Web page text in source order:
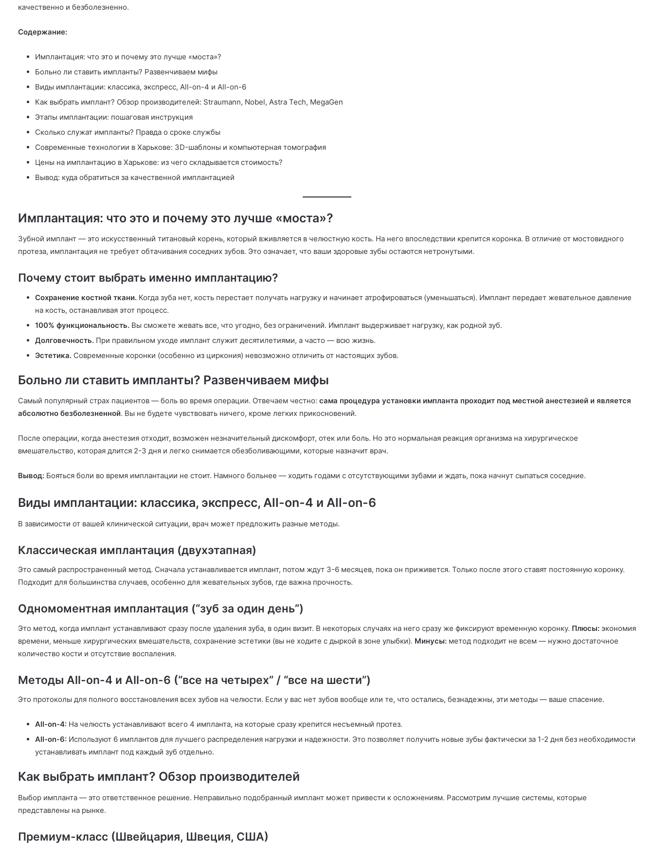
качественно и безболезненно.
Содержание:
Имплантация: что это и почему это лучше «моста»?
Больно ли ставить импланты? Развенчиваем мифы
Виды имплантации: классика, экспресс, All-on-4 и All-on-6
Как выбрать имплант? Обзор производителей: Straumann, Nobel, Astra Tech, MegaGen
Этапы имплантации: пошаговая инструкция
Сколько служат импланты? Правда о сроке службы
Современные технологии в Харькове: 3D-шаблоны и компьютерная томография
Цены на имплантацию в Харькове: из чего складывается стоимость?
Вывод: куда обратиться за качественной имплантацией
Имплантация: что это и почему это лучше «моста»?
Зубной имплант — это искусственный титановый корень, который вживляется в челюстную кость. На него впоследствии крепится коронка. В отличие от мостовидного
протеза, имплантация не требует обтачивания соседних зубов. Это означает, что ваши здоровые зубы остаются нетронутыми.
Почему стоит выбрать именно имплантацию?
Сохранение костной ткани. Когда зуба нет, кость перестает получать нагрузку и начинает атрофироваться (уменьшаться). Имплант передает жевательное давление
на кость, останавливая этот процесс.
100% функциональность. Вы сможете жевать все, что угодно, без ограничений. Имплант выдерживает нагрузку, как родной зуб.
Долговечность. При правильном уходе имплант служит десятилетиями, а часто — всю жизнь.
Эстетика. Современные коронки (особенно из циркония) невозможно отличить от настоящих зубов.
Больно ли ставить импланты? Развенчиваем мифы
Самый популярный страх пациентов — боль во время операции. Отвечаем честно: сама процедура установки импланта проходит под местной анестезией и является
абсолютно безболезненной. Вы не будете чувствовать ничего, кроме легких прикосновений.
После операции, когда анестезия отходит, возможен незначительный дискомфорт, отек или боль. Но это нормальная реакция организма на хирургическое
вмешательство, которая длится 2-3 дня и легко снимается обезболивающими, которые назначит врач.
Вывод: Бояться боли во время имплантации не стоит. Намного больнее — ходить годами с отсутствующими зубами и ждать, пока начнут сыпаться соседние.
Виды имплантации: классика, экспресс, All-on-4 и All-on-6
В зависимости от вашей клинической ситуации, врач может предложить разные методы.
Классическая имплантация (двухэтапная)
Это самый распространенный метод. Сначала устанавливается имплант, потом ждут 3-6 месяцев, пока он приживется. Только после этого ставят постоянную коронку.
Подходит для большинства случаев, особенно для жевательных зубов, где важна прочность.
Одномоментная имплантация (“зуб за один день”)
Это метод, когда имплант устанавливают сразу после удаления зуба, в один визит. В некоторых случаях на него сразу же фиксируют временную коронку. Плюсы: экономия
времени, меньше хирургических вмешательств, сохранение эстетики (вы не ходите с дыркой в зоне улыбки). Минусы: метод подходит не всем — нужно достаточное
количество кости и отсутствие воспаления.
Методы All-on-4 и All-on-6 (“все на четырех” / “все на шести”)
Это протоколы для полного восстановления всех зубов на челюсти. Если у вас нет зубов вообще или те, что остались, безнадежны, эти методы — ваше спасение.
All-on-4: На челюсть устанавливают всего 4 импланта, на которые сразу крепится несъемный протез.
All-on-6: Используют 6 имплантов для лучшего распределения нагрузки и надежности. Это позволяет получить новые зубы фактически за 1-2 дня без необходимости
устанавливать имплант под каждый зуб отдельно.
Как выбрать имплант? Обзор производителей
Выбор импланта — это ответственное решение. Неправильно подобранный имплант может привести к осложнениям. Рассмотрим лучшие системы, которые
представлены на рынке.
Премиум-класс (Швейцария, Швеция, США)